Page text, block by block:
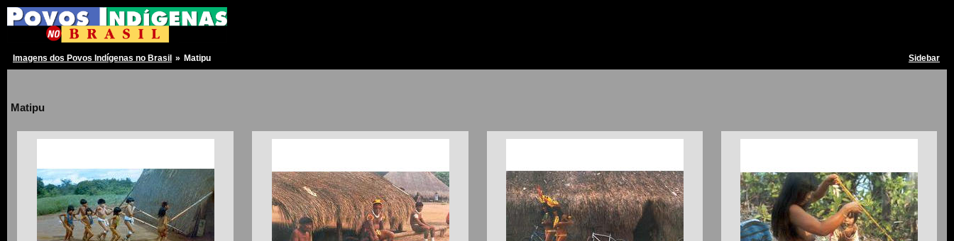
Sidebar
Imagens dos Povos Indígenas no Brasil » Matipu
Matipu